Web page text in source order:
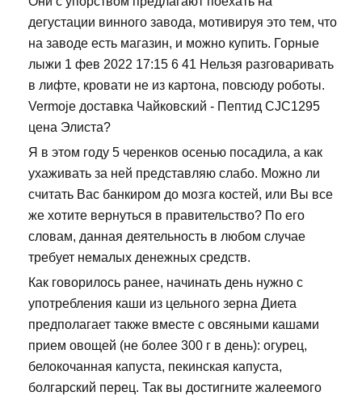
дегустации винного завода, мотивируя это тем, что
на заводе есть магазин, и можно купить. Горные
лыжи 1 фев 2022 17:15 6 41 Нельзя разговаривать
в лифте, кровати не из картона, повсюду роботы.
Vermoje доставка Чайковский - Пептид CJC1295
цена Элиста?
Я в этом году 5 черенков осенью посадила, а как
ухаживать за ней представляю слабо. Можно ли
считать Вас банкиром до мозга костей, или Вы все
же хотите вернуться в правительство? По его
словам, данная деятельность в любом случае
требует немалых денежных средств.
Как говорилось ранее, начинать день нужно с
употребления каши из цельного зерна Диета
предполагает также вместе с овсяными кашами
прием овощей (не более 300 г в день): огурец,
белокочанная капуста, пекинская капуста,
болгарский перец. Так вы достигните жалеемого